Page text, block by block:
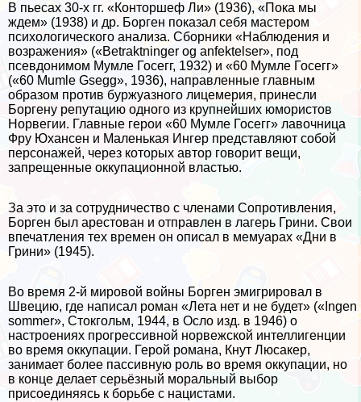
В пьесах 30-х гг. «Конторшеф Ли» (1936), «Пока мы
ждем» (1938) и др. Борген показал себя мастером
психологического анализа. Сборники «Наблюдения и
возражения» («Betraktninger og anfektelser», под
псевдонимом Мумле Госегг, 1932) и «60 Мумле Госегг»
(«60 Mumle Gsegg», 1936), направленные главным
образом против буржуазного лицемерия, принесли
Боргену репутацию одного из крупнейших юмористов
Норвегии. Главные герои «60 Мумле Госегг» лавочница
Фру Юхансен и Маленькая Ингер представляют собой
персонажей, через которых автор говорит вещи,
запрещенные оккупационной властью.
За это и за сотрудничество с члeнами Сопротивления,
Борген был арестован и отправлен в лагерь Грини. Свои
впечатления тех времен он описал в мемуарах «Дни в
Грини» (1945).
Во время 2-й мировой войны Борген эмигрировал в
Швецию, где написал роман «Лета нет и не будет» («Ingen
sommer», Стокгольм, 1944, в Осло изд. в 1946) о
настроениях прогрессивной норвежской интеллигенции
во время оккупации. Герой романа, Кнут Люсакер,
занимает более пассивную роль во время оккупации, но
в конце делает серьёзный мopaльный выбор
присоединяясь к борьбе с нацистами.